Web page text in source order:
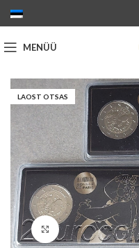
MENÜÜ
LAOST OTSAS
Suurenda